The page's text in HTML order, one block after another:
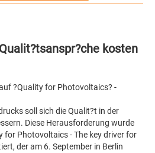
kosten
?Quality for Photovoltaics? -
soll sich die Qualit?t in der
Diese Herausforderung wurde
for Photovoltaics - The key driver for
der am 6. September in Berlin